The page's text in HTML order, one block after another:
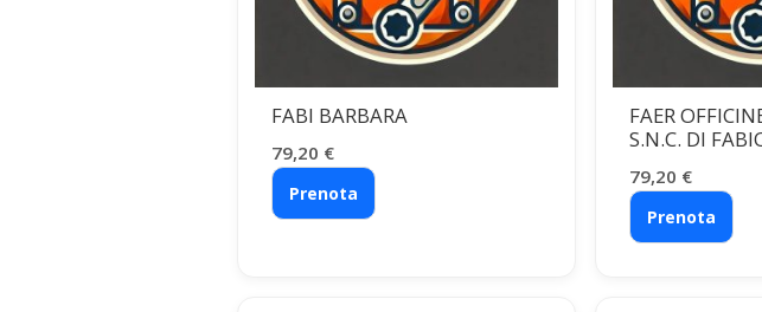
FABI BARBARA
79,20 €
Prenota
FAER
S.N.C. DI
79,20 €
Prenota